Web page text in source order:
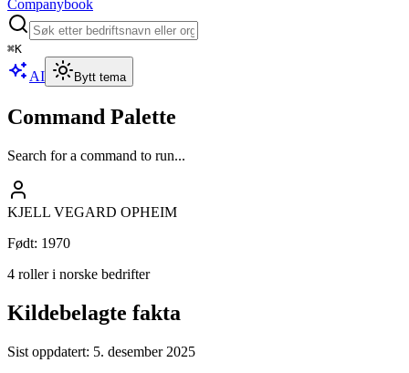
Companybook
⌘K
AI Bytt tema
Command Palette
Search for a command to run...
KJELL VEGARD OPHEIM
Født: 1970
4 roller i norske bedrifter
Kildebelagte fakta
Sist oppdatert: 5. desember 2025